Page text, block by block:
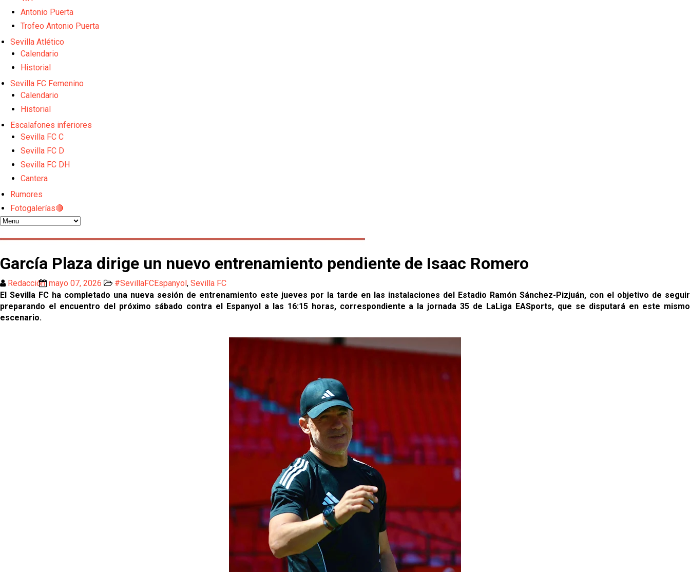
El Sevilla FC empieza a inscribir a los nuevos fichajes
Opinión | "Carta abierta a Alberto Flores" por Rafa García
El Sevilla oficializa el traspaso de Sow
Miguel Sierra: La temporada pasada se vio reflejado que podemos tirar para delante y trabajamos con ilusión
Diomande ya es madridista mientras Rodri agita el mercado
Antonio Puerta
Trofeo Antonio Puerta
Sevilla Atlético
Calendario
Historial
Sevilla FC Femenino
Calendario
Historial
Escalafones inferiores
Sevilla FC C
Sevilla FC D
Sevilla FC DH
Cantera
Rumores
Fotogalerías🔴
García Plaza dirige un nuevo entrenamiento pendiente de Isaac Romero
Redacción mayo 07, 2026 #SevillaFCEspanyol, Sevilla FC
El Sevilla FC ha completado una nueva sesión de entrenamiento este jueves por la tarde en las instalaciones del Estadio Ramón Sánchez-Pizjuán, con el objetivo de seguir
preparando el encuentro del próximo sábado contra el Espanyol a las 16:15 horas, correspondiente a la jornada 35 de LaLiga EASports, que se disputará en este mismo
escenario.